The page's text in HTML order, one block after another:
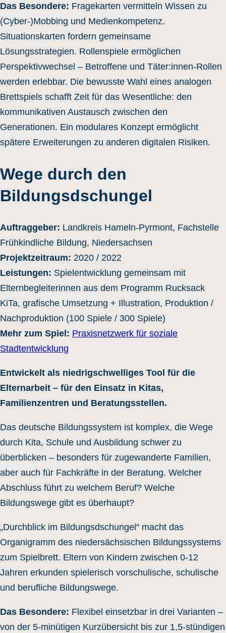
Das Besondere: Fragekarten vermitteln Wissen zu
(Cyber-)Mobbing und Medienkompetenz.
Situationskarten fordern gemeinsame
Lösungsstrategien. Rollenspiele ermöglichen
Perspektivwechsel – Betroffene und Täter:innen-Rollen
werden erlebbar. Die bewusste Wahl eines analogen
Brettspiels schafft Zeit für das Wesentliche: den
kommunikativen Austausch zwischen den
Generationen. Ein modulares Konzept ermöglicht
spätere Erweiterungen zu anderen digitalen Risiken.
Wege durch den
Bildungsdschungel
Auftraggeber: Landkreis Hameln-Pyrmont, Fachstelle
Frühkindliche Bildung, Niedersachsen
Projektzeitraum: 2020 / 2022
Leistungen: Spielentwicklung gemeinsam mit
Elternbegleiterinnen aus dem Programm Rucksack
KiTa, grafische Umsetzung + Illustration, Produktion /
Nachproduktion (100 Spiele / 300 Spiele)
Mehr zum Spiel: Praxisnetzwerk für soziale
Stadtentwicklung
Entwickelt als niedrigschwelliges Tool für die
Elternarbeit – für den Einsatz in Kitas,
Familienzentren und Beratungsstellen.
Das deutsche Bildungssystem ist komplex, die Wege
durch Kita, Schule und Ausbildung schwer zu
überblicken – besonders für zugewanderte Familien,
aber auch für Fachkräfte in der Beratung. Welcher
Abschluss führt zu welchem Beruf? Welche
Bildungswege gibt es überhaupt?
„Durchblick im Bildungsdschungel“ macht das
Organigramm des niedersächsischen Bildungssystems
zum Spielbrett. Eltern von Kindern zwischen 0-12
Jahren erkunden spielerisch vorschulische, schulische
und berufliche Bildungswege.
Das Besondere: Flexibel einsetzbar in drei Varianten –
von der 5-minütigen Kurzübersicht bis zur 1,5-stündigen